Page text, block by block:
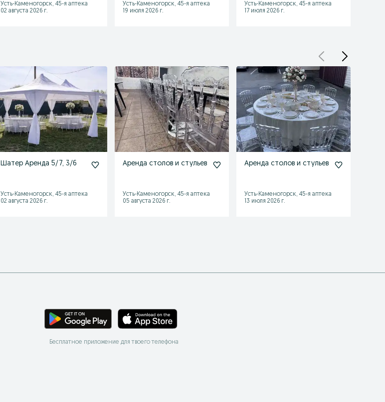
Усть-Каменогорск, 45-я аптека
02 августа 2026 г.
Усть-Каменогорск, 45-я аптека
19 июля 2026 г.
Усть-Каменогорск, 45-я аптека
17 июля 2026 г.
Шатер Аренда 5/7, 3/6
Усть-Каменогорск, 45-я аптека
02 августа 2026 г.
Аренда столов и стульев
Усть-Каменогорск, 45-я аптека
05 августа 2026 г.
Аренда столов и стульев
Усть-Каменогорск, 45-я аптека
13 июля 2026 г.
Бесплатное приложение для твоего телефона